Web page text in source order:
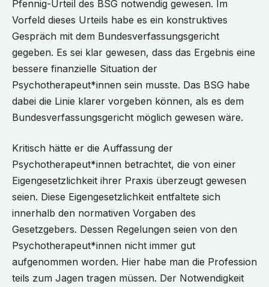
Pfennig-Urteil des BSG notwendig gewesen. Im
Vorfeld dieses Urteils habe es ein konstruktives
Gespräch mit dem Bundesverfassungsgericht
gegeben. Es sei klar gewesen, dass das Ergebnis eine
bessere finanzielle Situation der
Psychotherapeut*innen sein musste. Das BSG habe
dabei die Linie klarer vorgeben können, als es dem
Bundesverfassungsgericht möglich gewesen wäre.
Kritisch hätte er die Auffassung der
Psychotherapeut*innen betrachtet, die von einer
Eigengesetzlichkeit ihrer Praxis überzeugt gewesen
seien. Diese Eigengesetzlichkeit entfaltete sich
innerhalb den normativen Vorgaben des
Gesetzgebers. Dessen Regelungen seien von den
Psychotherapeut*innen nicht immer gut
aufgenommen worden. Hier habe man die Profession
teils zum Jagen tragen müssen. Der Notwendigkeit